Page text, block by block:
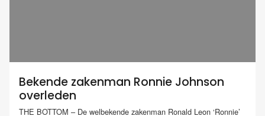
Bekende zakenman Ronnie Johnson
overleden
THE BOTTOM – De welbekende zakenman Ronald Leon ‘Ronnie’